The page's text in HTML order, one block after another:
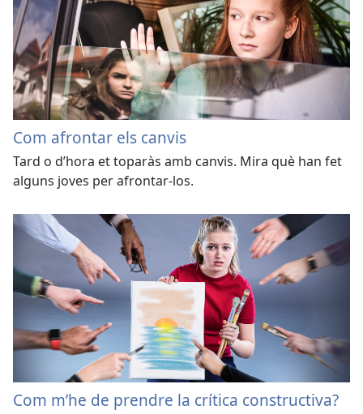
Com afrontar els canvis
Tard o d’hora et toparàs amb canvis. Mira què han fet
alguns joves per afrontar-los.
Com m’he de prendre la crítica constructiva?